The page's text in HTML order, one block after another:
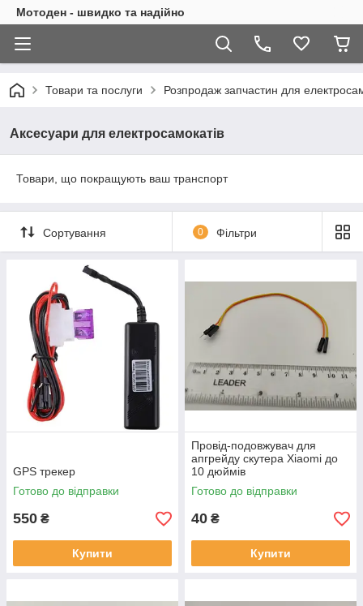
Мотоден - швидко та надійно
Товари та послуги Розпродаж запчастин для
Аксесуари для електросамокатів
Товари, що покращують ваш транспорт
Сортування 0 Фільтри
GPS трекер
Готово до відправки
550 ₴
Купити
Провід-подовжувач для
апгрейду скутера Xiaomi до
10 дюймів
Готово до відправки
40 ₴
Купити